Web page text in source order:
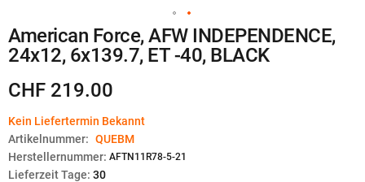
Zum
Anfang
der
Bildgalerie
American Force, AFW INDEPENDENCE,
24x12, 6x139.7, ET -40, BLACK
CHF 219.00
Kein Liefertermin Bekannt
Artikelnummer: QUEBM
Herstellernummer: AFTN11R78-5-21
Lieferzeit Tage: 30